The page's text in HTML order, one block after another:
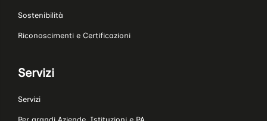
Sostenibilità
Riconoscimenti e Certificazioni
Servizi
Servizi